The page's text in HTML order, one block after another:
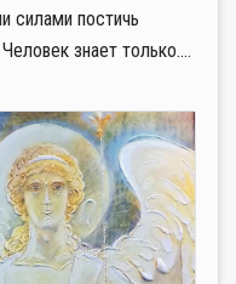
силами постичь
знает только....